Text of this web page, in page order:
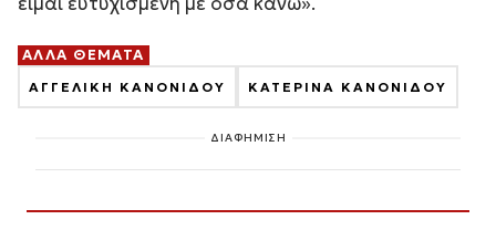
ΑΛΛΑ ΘΕΜΑΤΑ
ΑΓΓΕΛΙΚΗ ΚΑΝΟΝΙΔΟΥ ΚΑΤΕΡΙΝΑ ΚΑΝΟΝΙΔΟΥ
ΔΙΑΦΗΜΙΣΗ